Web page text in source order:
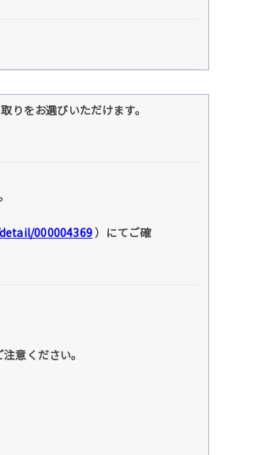
りをお選びいただけます。
000004369）にてご確
意ください。